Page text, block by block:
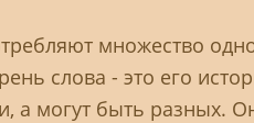
множество
слова - это его
а могут быть разных.